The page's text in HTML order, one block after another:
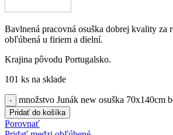
Bavlnená pracovná osuška dobrej kvality za
obľúbená u firiem a dielní.
Krajina pôvodu Portugalsko.
101 ks na sklade
množstvo Junák new osuška 70x140cm
Pridať do košíka
Porovnať